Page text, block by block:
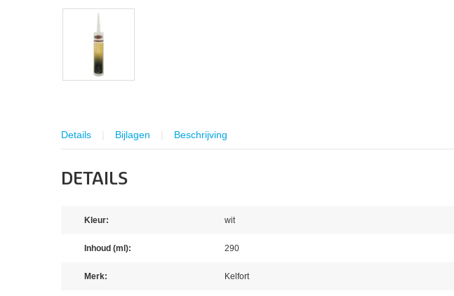
Details Bijlagen Beschrijving
DETAILS
Kleur: wit
Inhoud (ml): 290
Merk: Kelfort